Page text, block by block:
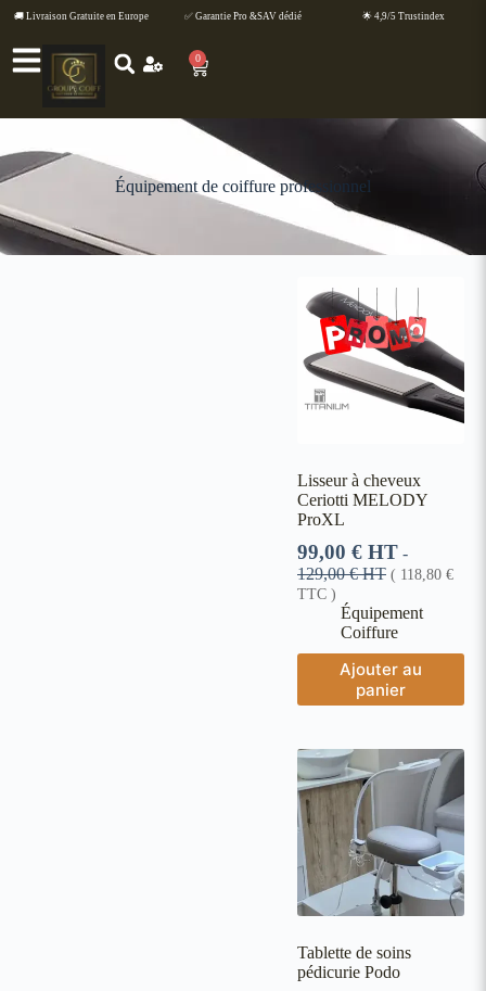
🚚 Livraison Gratuite en Europe ✅ Garantie Pro &SAV dédié 🌟 4,9/5 Trustindex
0
Équipement de coiffure professionnel
Lisseur à cheveux
Ceriotti MELODY
ProXL
99,00 € HT -
129,00€HT ( 118,80 €
TTC )
Équipement
Coiffure
Ajouter au
panier
Tablette de soins
pédicurie Podo